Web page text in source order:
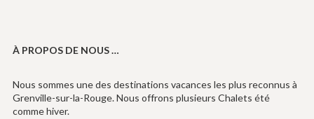
À PROPOS DE NOUS …
Nous sommes une des destinations vacances les plus reconnus à
Grenville-sur-la-Rouge. Nous offrons plusieurs Chalets été
comme hiver.